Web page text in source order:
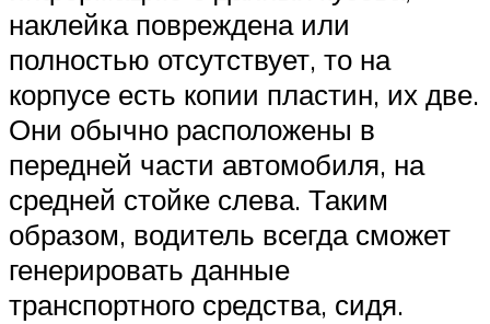
наклейка повреждена или
полностью отсутствует, то на
корпусе есть копии пластин, их две.
Они обычно расположены в
передней части автомобиля, на
средней стойке слева. Таким
образом, водитель всегда сможет
генерировать данные
транспортного средства, сидя.